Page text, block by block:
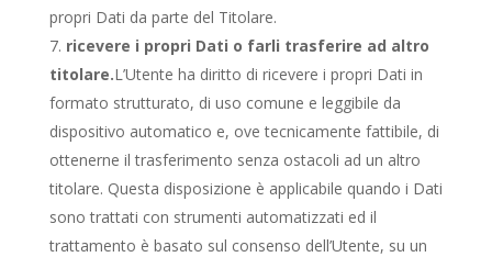
propri Dati da parte del Titolare.
ricevere i propri Dati o farli trasferire ad altro
titolare.L’Utente ha diritto di ricevere i propri Dati in
formato strutturato, di uso comune e leggibile da
dispositivo automatico e, ove tecnicamente fattibile, di
ottenerne il trasferimento senza ostacoli ad un altro
titolare. Questa disposizione è applicabile quando i Dati
sono trattati con strumenti automatizzati ed il
trattamento è basato sul consenso dell’Utente, su un